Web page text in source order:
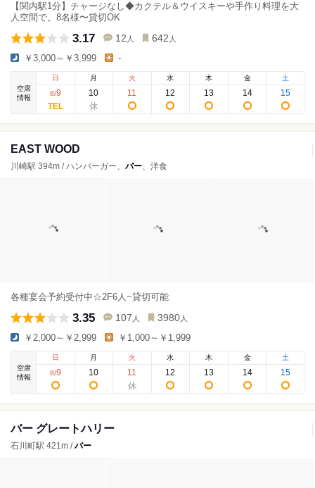
【関内駅1分】チャージなし◆カクテル＆ウイスキーや手作り料理を大
人空間で。8名様〜貸切OK
3.17 12 人 642 人
￥3,000～￥3,999 -
空席
情報
日
8/9
月
10
火
11
水
12
木
13
金
14
土
15
EAST WOOD
川崎駅 394m / ハンバーガー、 バー、洋食
各種宴会予約受付中☆2F6人~貸切可能
3.35 107 人 3980 人
￥2,000～￥2,999 ￥1,000～￥1,999
空席
情報
日
8/9
月
10
火
11
水
12
木
13
金
14
土
15
バー グレートハリー
石川町駅 421m /バー